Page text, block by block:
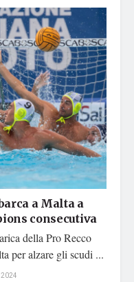
a Malta a
consecutiva
della Pro Recco
per alzare gli scudi ...